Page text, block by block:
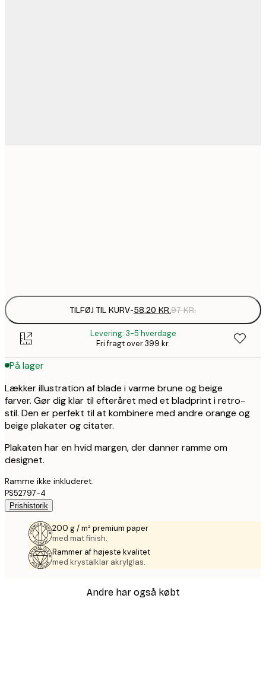
TILFØJ TIL KURV-58,20 KR.97 KR.
Levering: 3-5 hverdage
Fri fragt over 399 kr.
På lager
Lækker illustration af blade i varme brune og beige
farver. Gør dig klar til efteråret med et bladprint i retro-
stil. Den er perfekt til at kombinere med andre orange og
beige plakater og citater.
Plakaten har en hvid margen, der danner ramme om
designet.
Ramme ikke inkluderet.
PS52797-4
Prishistorik
200 g / m² premium paper
med mat finish.
Rammer af højeste kvalitet
med krystalklar akrylglas.
Andre har også købt